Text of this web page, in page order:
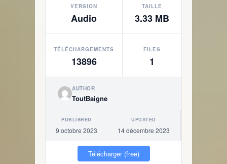
VERSION
Audio
TAILLE
3.33 MB
TÉLÉCHARGEMENTS
13896
FILES
1
AUTHOR
ToutBaigne
PUBLISHED
9 octobre 2023
UPDATED
14 décembre 2023
Télécharger (free)